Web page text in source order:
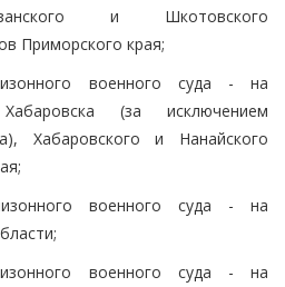
и Шкотовского
Приморского края;
военного суда - на
(за исключением
Хабаровского и Нанайского
военного суда - на
военного суда - на